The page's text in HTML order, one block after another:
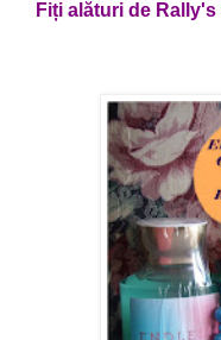
Fiți alături de